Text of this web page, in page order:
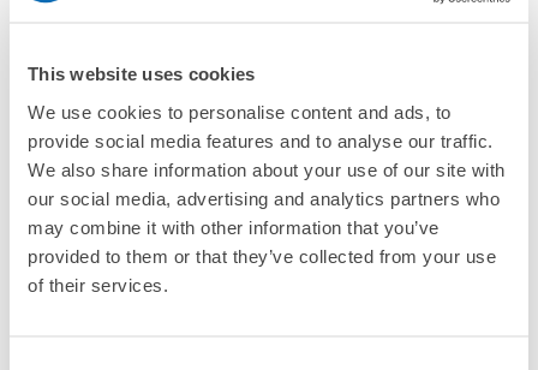
This website uses cookies
We use cookies to personalise content and ads, to
provide social media features and to analyse our traffic.
We also share information about your use of our site with
our social media, advertising and analytics partners who
may combine it with other information that you’ve
provided to them or that they’ve collected from your use
of their services.
可保管的行李數
中等的:3/ ¥500小的:10 / ¥300
付款方式
工作人員拍完行李照片後
即完成寄存手續
許多地點佳/條件優的店鋪
「有無法接受寄存的物品嗎？」
「取回行李時，該怎麼做呢？」
「行李會保管在哪裡呢？」
「赤池站有可以寄放嬰兒車、大型運動用品、樂器的地方
嗎？」